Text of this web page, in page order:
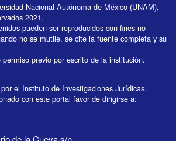
Nacional Autónoma de México (UNAM),
2021.
pueden ser reproducidos con fines no
no se mutile, se cite la fuente completa y su
previo por escrito de la institución.
el Instituto de Investigaciones Jurídicas.
con este portal favor de dirigirse a: